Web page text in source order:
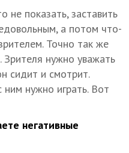
не показать, заставить
а потом что-
Точно так же
нужно уважать
сидит и смотрит.
нужно играть. Вот
негативные